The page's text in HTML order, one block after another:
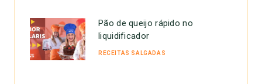
Pão de queijo rápido no
liquidificador
RECEITAS SALGADAS